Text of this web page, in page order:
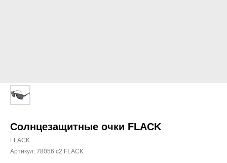
Солнцезащитные очки FLACK
FLACK
Артикул: 78056 c2 FLACK